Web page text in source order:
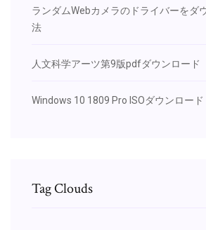
ランダムWebカメラのドライバーをダ
法
人文科学アーツ第9版pdfダウンロード
Windows 10 1809 Pro ISOダウンロード
Tag Clouds